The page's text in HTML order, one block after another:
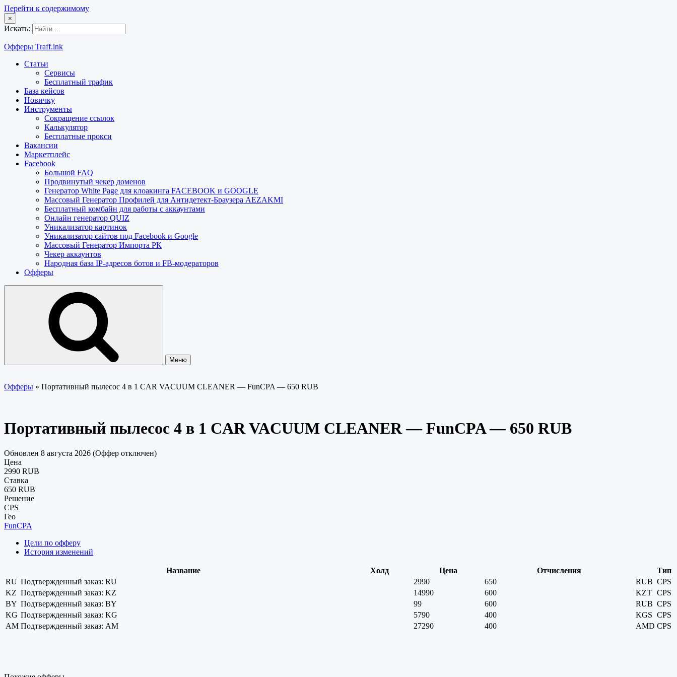
Перейти к содержимому
×
Искать:
Офферы Traff.ink
Статьи
Сервисы
Бесплатный трафик
База кейсов
Новичку
Инструменты
Сокращение ссылок
Калькулятор
Бесплатные прокси
Вакансии
Маркетплейс
Facebook
Большой FAQ
Продвинутый чекер доменов
Генератор White Page для клоакинга FACEBOOK и GOOGLE
Массовый Генератор Профилей для Антидетект-Браузера AEZAKMI
Бесплатный комбайн для работы с аккаунтами
Онлайн генератор QUIZ
Уникализатор картинок
Уникализатор сайтов под Facebook и Google
Массовый Генератор Импорта РК
Чекер аккаунтов
Народная база IP-адресов ботов и FB-модераторов
Офферы
Меню
Офферы » Портативный пылесос 4 в 1 CAR VACUUM CLEANER — FunCPA — 650 RUB
Портативный пылесос 4 в 1 CAR VACUUM CLEANER — FunCPA — 650 RUB
Обновлен 8 августа 2026 (Оффер отключен)
Цена
2990 RUB
Ставка
650 RUB
Решение
CPS
Гео
FunCPA
Цели по офферу
История изменений
Название Холд Цена Отчисления
Тип
RU Подтвержденный заказ: RU 2990 650 RUB CPS
KZ Подтвержденный заказ: KZ 14990 600 KZT CPS
BY Подтвержденный заказ: BY 99 600 RUB CPS
KG Подтвержденный заказ: KG 5790 400 KGS CPS
AM Подтвержденный заказ: AM 27290 400 AMD CPS